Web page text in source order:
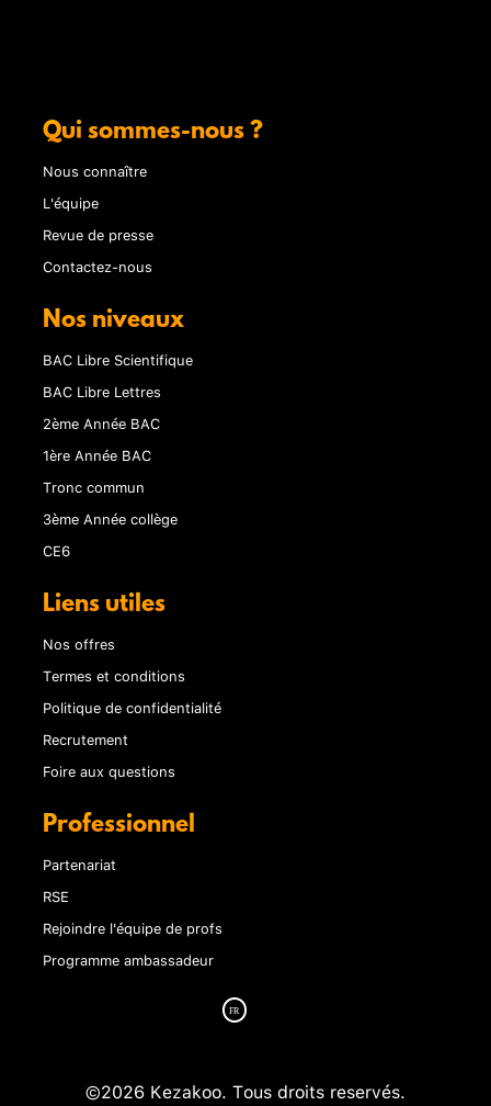
Qui sommes-nous ?
Nous connaître
L'équipe
Revue de presse
Contactez-nous
Nos niveaux
BAC Libre Scientifique
BAC Libre Lettres
2ème Année BAC
1ère Année BAC
Tronc commun
3ème Année collège
CE6
Liens utiles
Nos offres
Termes et conditions
Politique de confidentialité
Recrutement
Foire aux questions
Professionnel
Partenariat
RSE
Rejoindre l'équipe de profs
Programme ambassadeur
©2026 Kezakoo. Tous droits reservés.